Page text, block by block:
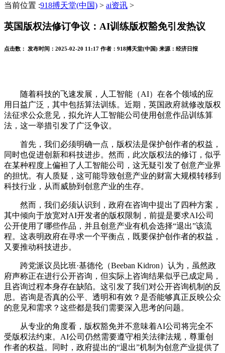
当前位置 :918搏天堂(中国) > ai资讯 >
英国版权法修订争议：AI训练版权豁免引发热议
点击数： 发布时间： 2025-02-20 11:17 作者： 918搏天堂(中国) 来源： 经济日报
随着科技的飞速发展，人工智能（AI）在各个领域的应
用日益广泛，其中包括算法训练。近期，英国政府就修改版权
法征求公众意见，拟允许人工智能公司使用创意作品训练算
法，这一举措引发了广泛争议。
首先，我们必须明确一点，版权法是保护创作者的权益，
同时也促进创新和科技进步。然而，此次版权法的修订，似乎
在某种程度上偏袒了人工智能公司，这无疑引发了创意产业界
的担忧。有人质疑，这可能导致创意产业的财富大规模转移到
科技行业，从而威胁到创意产业的生存。
然而，我们必须认识到，政府在咨询中提出了四种方案，
其中倾向于放宽对AI开发者的版权限制，前提是要求AI公司
公开使用了哪些作品，并且创意产业有机会选择“退出”该流
程。这表明政府在寻求一个平衡点，既要保护创作者的权益，
又要推动科技进步。
跨党派议员比班·基德伦（Beeban Kidron）认为，虽然政
府声称正在进行公开咨询，但实际上咨询结果似乎已成定局，
且咨询过程本身存在缺陷。这引发了我们对公开咨询机制的反
思。咨询是否真的公平、透明和有效？是否能够真正反映公众
的意见和需求？这些都是我们需要深入思考的问题。
从专业的角度看，版权豁免并不意味着AI公司将完全不
受版权法约束。AI公司仍然需要遵守相关法律法规，尊重创
作者的权益。同时，政府提出的“退出”机制为创意产业提供了